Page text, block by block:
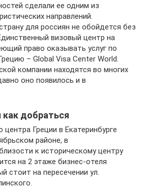
сделали ее одним из
направлений.
для россиян не обойдется без
визовый центр на
право оказывать услуг по
– Global Visa Center World.
компании находятся во многих
оно появилось и в
как добраться
центра Греции в Екатеринбурге
районе, в
к историческому центру
на 2 этаже бизнес-отеля
стоит на пересечении ул.